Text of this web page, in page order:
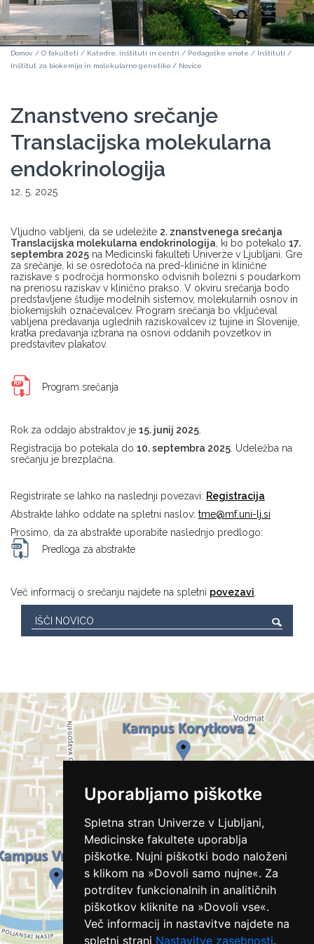
Uporabljamo piškotke
Spletna stran Univerze v Ljubljani,
Medicinske fakultete uporablja
piškotke. Nujni piškotki bodo naloženi
s klikom na »Dovoli samo nujne«. Za
potrditev funkcionalnih in analitičnih
piškotkov kliknite na »Dovoli vse«.
Več informacij in nastavitve najdete na
spletni strani Nastavitve zasebnosti.
Domov / O fakulteti / Katedre, inštituti in centri / Pedagoške enote / Inštituti /
Inštitut za biokemijo in molekularno genetiko / Novice
Znanstveno srečanje
Translacijska molekularna
endokrinologija
12. 5. 2025
Vljudno vabljeni, da se udeležite 2. znanstvenega srečanja
Translacijska molekularna endokrinologija , ki bo potekalo 17.
septembra 2025 na Medicinski fakulteti Univerze v Ljubljani. Gre
za srečanje, ki se osredotoča na pred-klinične in klinične
raziskave s področja hormonsko odvisnih bolezni s poudarkom
na prenosu raziskav v klinično prakso. V okviru srečanja bodo
predstavljene študije modelnih sistemov, molekularnih osnov in
biokemijskih označevalcev. Program srečanja bo vključeval
vabljena predavanja uglednih raziskovalcev iz tujine in Slovenije,
kratka predavanja izbrana na osnovi oddanih povzetkov in
predstavitev plakatov.
Program srečanja
Rok za oddajo abstraktov je 15. junij 2025
Registracija bo potekala do 10. septembra 2025 . Udeležba na
srečanju je brezplačna.
Registrirate se lahko na naslednji povezavi: Registracija
Abstrakte lahko oddate na spletni naslov: tme@mf.uni-lj.si
Prosimo, da za abstrakte uporabite naslednjo predlogo:
Predloga za abstrakte
Več informacij o srečanju najdete na spletni povezavi